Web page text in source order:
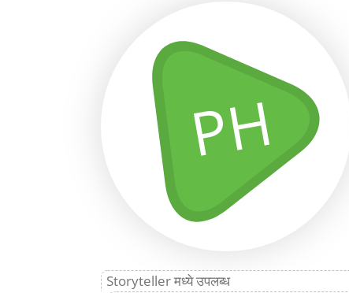
PH
Storyteller मध्ये उपलब्ध